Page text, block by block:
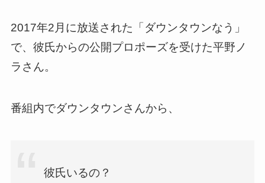
2017年2月に放送された「ダウンタウンなう」
で、彼氏からの公開プロポーズを受けた平野ノ
ラさん。
番組内でダウンタウンさんから、
彼氏いるの？